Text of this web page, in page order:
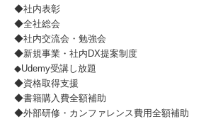
◆社内表彰
◆全社総会
◆社内交流会・勉強会
◆新規事業・社内DX提案制度
◆Udemy受講し放題
◆資格取得支援
◆書籍購入費全額補助
◆外部研修・カンファレンス費用全額補助